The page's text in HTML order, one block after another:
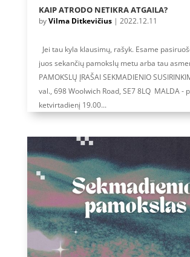
KAIP ATRODO NETIKRA ATGAILA?
byVilma Ditkevičius| 2022.12.11
Jei tau kyla klausimų, rašyk. Esame
juos sekančių pamokslų metu arba tau
PAMOKSLŲ ĮRAŠAI SEKMADIENIO
val., 698 Woolwich Road, SE7 8LQ MALDA -
ketvirtadienį 19.00...